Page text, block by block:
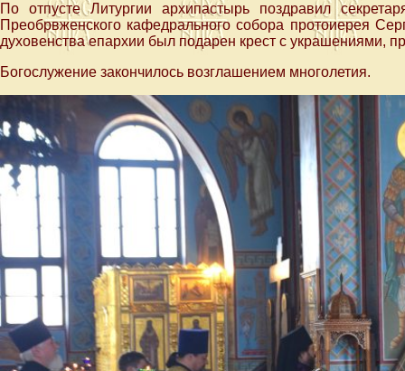
По отпусте Литургии архипастырь поздравил
Преобрвженского кафедрального собора протоиерея
духовенства епархии был подарен крест с украшениями,
Богослужение закончилось возглашением многолетия.